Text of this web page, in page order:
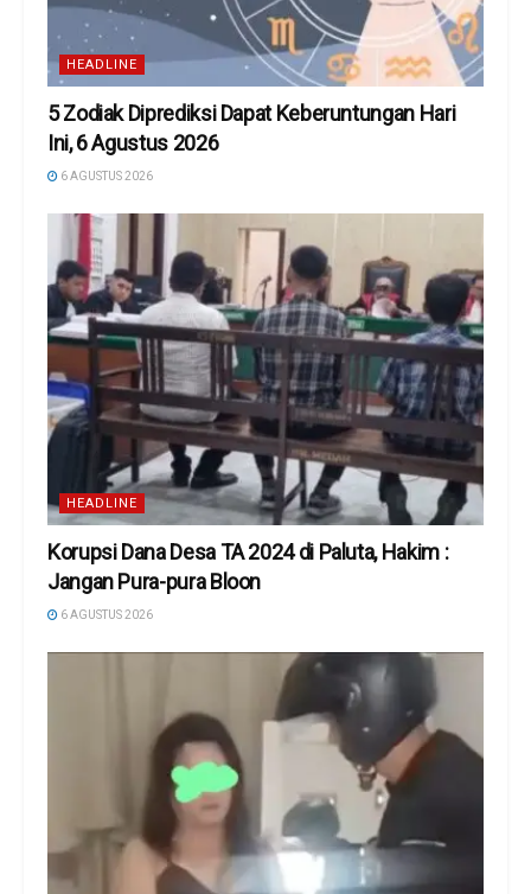
HEADLINE
5 Zodiak Diprediksi Dapat Keberuntungan Hari
Ini, 6 Agustus 2026
6 AGUSTUS 2026
HEADLINE
Korupsi Dana Desa TA 2024 di Paluta, Hakim :
Jangan Pura-pura Bloon
6 AGUSTUS 2026